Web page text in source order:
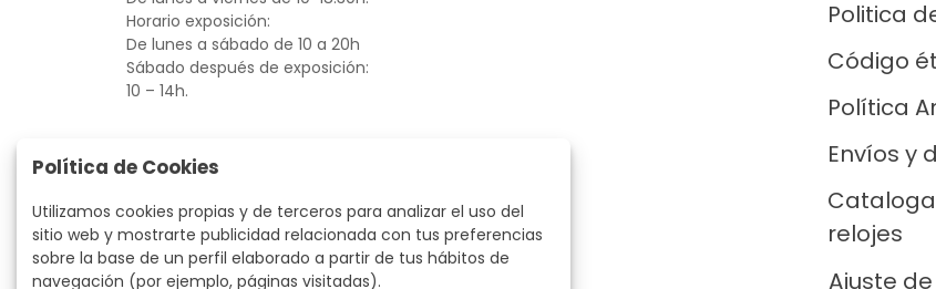
Horario exposición:
De lunes a sábado de 10 a 20h
Sábado después de exposición:
10 – 14h.
Politica
Código
Política
Envíos y
relojes
Ajuste
Política de Cookies
Utilizamos cookies propias y de terceros para analizar el uso del
sitio web y mostrarte publicidad relacionada con tus preferencias
sobre la base de un perfil elaborado a partir de tus hábitos de
navegación (por ejemplo, páginas visitadas).